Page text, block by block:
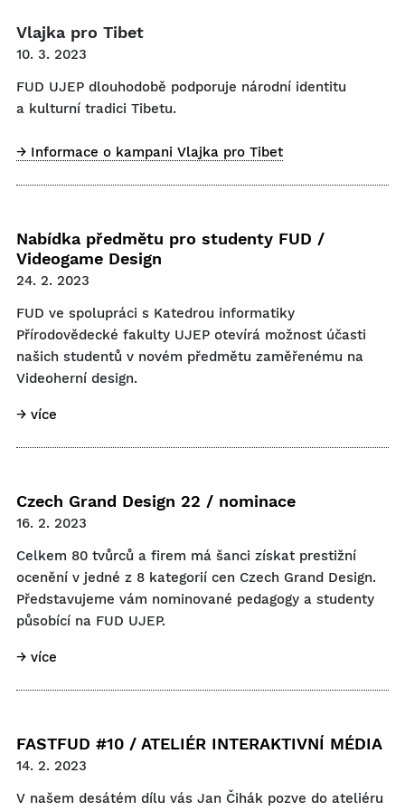
Vlajka pro Tibet
10. 3. 2023
FUD UJEP dlouhodobě podporuje národní identitu
a kulturní tradici Tibetu.
→ Informace o kampani Vlajka pro Tibet
Nabídka předmětu pro studenty FUD /
Videogame Design
24. 2. 2023
FUD ve spolupráci s Katedrou informatiky
Přírodovědecké fakulty UJEP otevírá možnost účasti
našich studentů v novém předmětu zaměřenému na
Videoherní design.
→ více
Czech Grand Design 22 / nominace
16. 2. 2023
Celkem 80 tvůrců a firem má šanci získat prestižní
ocenění v jedné z 8 kategorií cen Czech Grand Design.
Představujeme vám nominované pedagogy a studenty
působící na FUD UJEP.
→ více
FASTFUD #10 / ATELIÉR INTERAKTIVNÍ MÉDIA
14. 2. 2023
V našem desátém dílu vás Jan Čihák pozve do ateliéru